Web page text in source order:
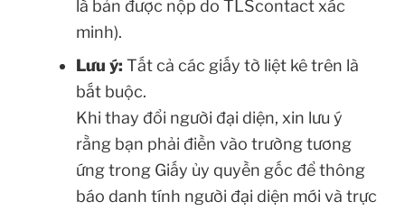
là bản được nộp do TLScontact xác
minh).
Lưu ý: Tất cả các giấy tờ liệt kê trên là
bắt buộc.
Khi thay đổi người đại diện, xin lưu ý
rằng bạn phải điền vào trường tương
ứng trong Giấy ủy quyền gốc để thông
báo danh tính người đại diện mới và trực